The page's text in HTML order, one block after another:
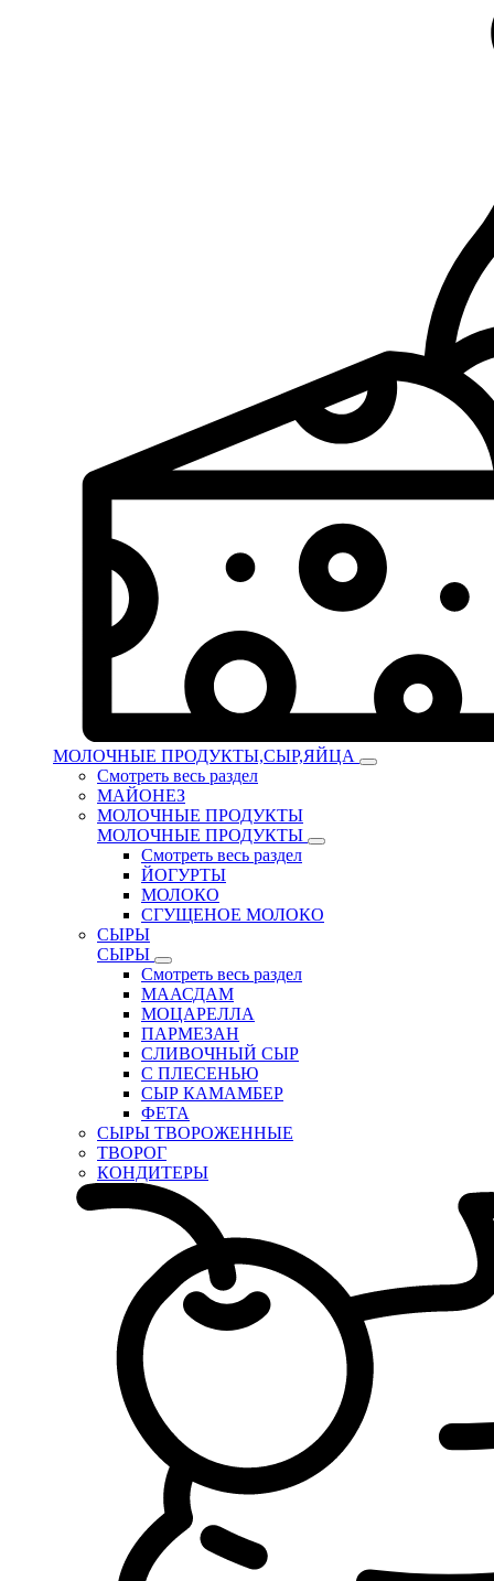
МОЛОЧНЫЕ ПРОДУКТЫ,СЫР,ЯЙЦА
Смотреть весь раздел
МАЙОНЕЗ
МОЛОЧНЫЕ ПРОДУКТЫ
МОЛОЧНЫЕ ПРОДУКТЫ
Смотреть весь раздел
ЙОГУРТЫ
МОЛОКО
СГУЩЕНОЕ МОЛОКО
СЫРЫ
СЫРЫ
Смотреть весь раздел
МААСДАМ
МОЦАРЕЛЛА
ПАРМЕЗАН
СЛИВОЧНЫЙ СЫР
С ПЛЕСЕНЬЮ
СЫР КАМАМБЕР
ФЕТА
СЫРЫ ТВОРОЖЕННЫЕ
ТВОРОГ
КОНДИТЕРЫ